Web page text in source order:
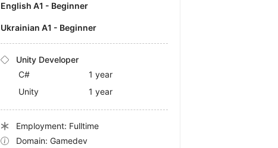
English A1 - Beginner
Ukrainian A1 - Beginner
Unity Developer
C#
1 year
Unity
1 year
Employment: Fulltime
Domain: Gamedev